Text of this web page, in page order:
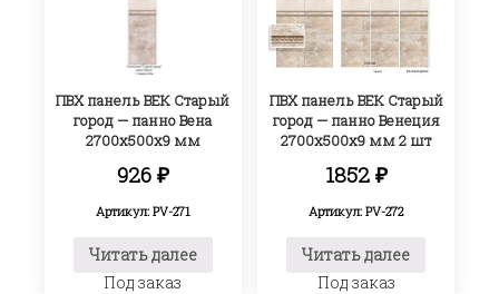
ПВХ панель ВЕК Старый
город — панно Вена
2700х500х9 мм
926 ₽
Артикул: PV-271
Читать далее
Под заказ
ПВХ панель ВЕК Старый
город — панно Венеция
2700х500х9 мм 2 шт
1852 ₽
Артикул: PV-272
Читать далее
Под заказ